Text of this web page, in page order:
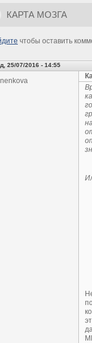
КАРТА МОЗГА
чтобы оставить
25/07/2016 - 14:55